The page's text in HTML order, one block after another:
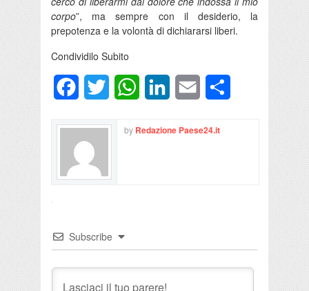
corpo”, ma sempre con il desiderio, la
prepotenza e la volontà di dichiararsi liberi.
Condividilo Subito
FacebookTwitter WhatsAppLinkedInEmail
by Redazione Paese24.it
Subscribe